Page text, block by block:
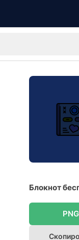
Блокнот
PNG